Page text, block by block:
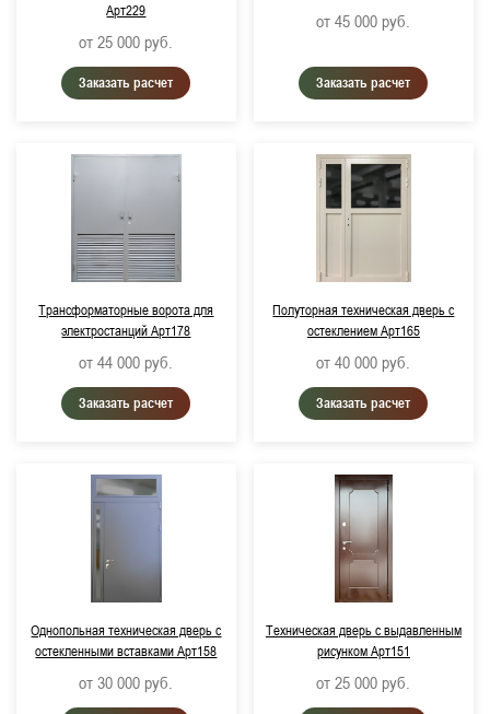
Арт229
от 25 000 руб.
Заказать расчет
от 45 000 руб.
Заказать расчет
Трансформаторные ворота для
электростанций Арт178
от 44 000 руб.
Заказать расчет
Полуторная техническая дверь с
остеклением Арт165
от 40 000 руб.
Заказать расчет
Однопольная техническая дверь с
остекленными вставками Арт158
от 30 000 руб.
Техническая дверь с выдавленным
рисунком Арт151
от 25 000 руб.